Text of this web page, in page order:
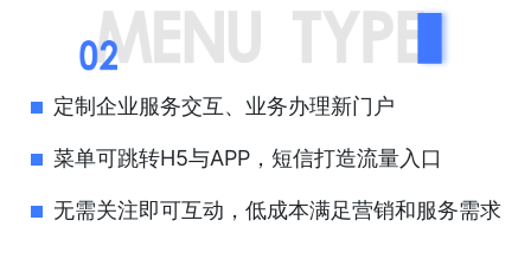
定制企业服务交互、业务办理新门户
菜单可跳转H5与APP，短信打造流量入口
无需关注即可互动，低成本满足营销和服务需求